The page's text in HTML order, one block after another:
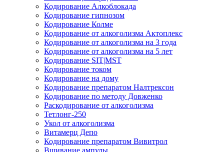
Кодирование Алкоблокада
Кодирование гипнозом
Кодирование Колме
Кодирование от алкоголизма Актоплекс
Кодирование от алкоголизма на 3 года
Кодирование от алкоголизма на 5 лет
Кодирование SIT|MST
Кодирование током
Кодирование на дому
Кодирование препаратом Налтрексон
Кодирование по методу Довженко
Раскодирование от алкоголизма
Тетлонг-250
Укол от алкоголизма
Витамерц Депо
Кодирование препаратом Вивитрол
Вшивание ампулы